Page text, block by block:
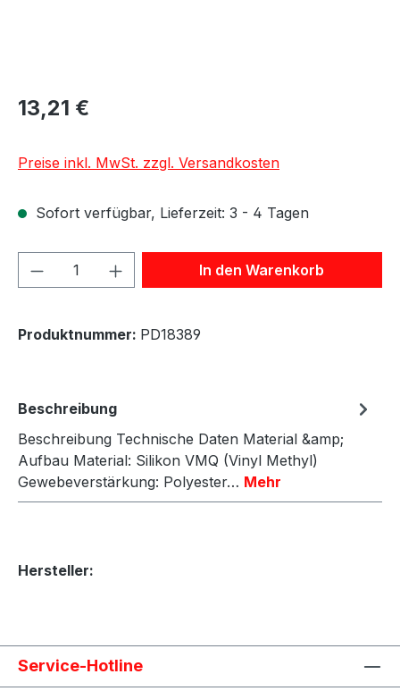
13,21 €
Preise inkl. MwSt. zzgl. Versandkosten
Sofort verfügbar, Lieferzeit: 3 - 4 Tagen
Produkt Anzahl: Gib denIn den Warenkorb
Produktnummer: PD18389
Beschreibung
Beschreibung Technische Daten Material &amp;
Aufbau Material: Silikon VMQ (Vinyl Methyl)
Gewebeverstärkung: Polyester… Mehr
Hersteller:
Service-Hotline